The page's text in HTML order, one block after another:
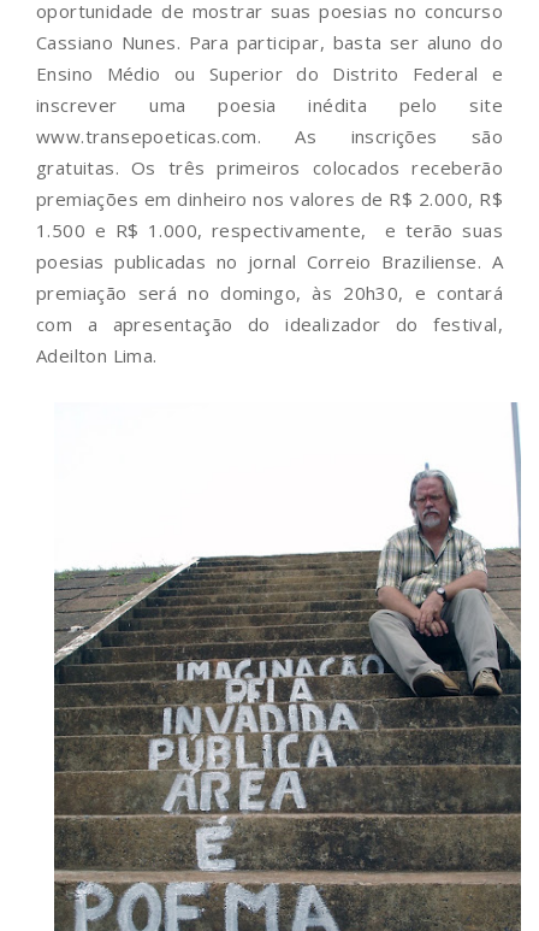
oportunidade de mostrar suas poesias no concurso
Cassiano Nunes. Para participar, basta ser aluno do
Ensino Médio ou Superior do Distrito Federal e
inscrever uma poesia inédita pelo site
www.transepoeticas.com. As inscrições são
gratuitas. Os três primeiros colocados receberão
premiações em dinheiro nos valores de R$ 2.000, R$
1.500 e R$ 1.000, respectivamente, e terão suas
poesias publicadas no jornal Correio Braziliense. A
premiação será no domingo, às 20h30, e contará
com a apresentação do idealizador do festival,
Adeilton Lima.